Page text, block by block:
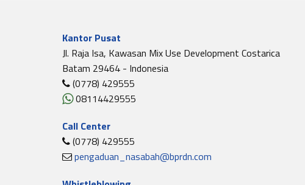
Kantor Pusat
Jl. Raja Isa, Kawasan Mix Use Development Costarica
Batam 29464 - Indonesia
(0778) 429555
08114429555
Call Center
(0778) 429555
pengaduan_nasabah@bprdn.com